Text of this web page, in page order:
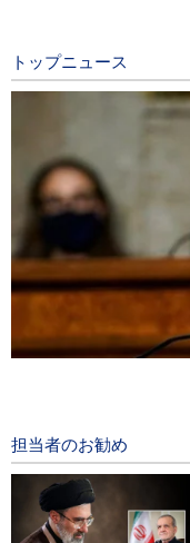
トップニュース
米空軍力、イランの戦
ガザ戦争で約8000人
担当者のお勧め